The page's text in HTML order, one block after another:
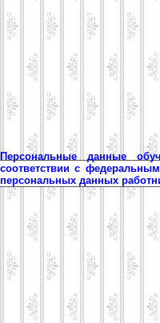
Персональные данные
соответствии с
персональных данных